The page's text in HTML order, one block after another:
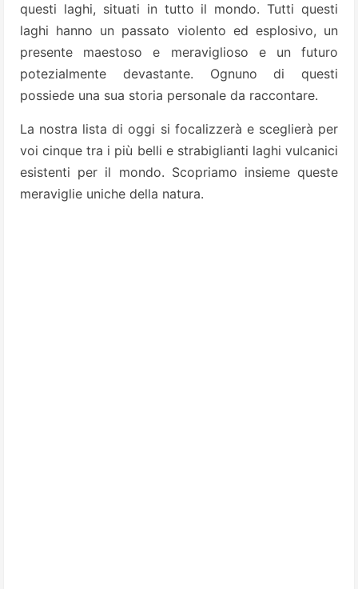
questi laghi, situati in tutto il mondo.Tutti questi
laghi hanno un passato violento ed esplosivo, un
presente maestoso e meraviglioso e un futuro
potezialmente devastante. Ognuno di questi
possiede una sua storia personale da raccontare.
La nostra lista di oggi si focalizzerà e sceglierà per
voi cinque tra i più belli e strabiglianti laghi vulcanici
esistenti per il mondo. Scopriamo insieme queste
meraviglie uniche della natura.